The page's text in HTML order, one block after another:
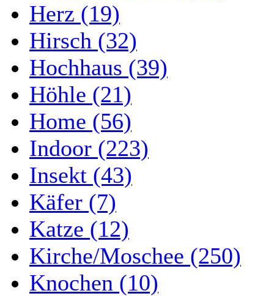
Herz (19)
Hirsch (32)
Hochhaus (39)
Höhle (21)
Home (56)
Indoor (223)
Insekt (43)
Käfer (7)
Katze (12)
Kirche/Moschee (250)
Knochen (10)